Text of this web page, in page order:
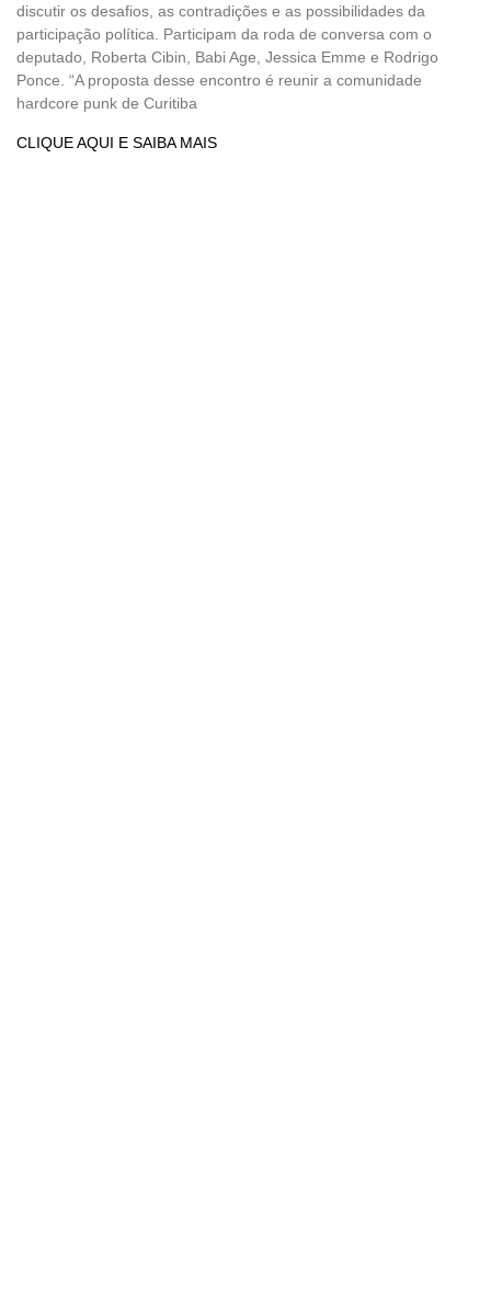
discutir os desafios, as contradições e as possibilidades da
participação política. Participam da roda de conversa com o
deputado, Roberta Cibin, Babi Age, Jessica Emme e Rodrigo
Ponce. “A proposta desse encontro é reunir a comunidade
hardcore punk de Curitiba
CLIQUE AQUI E SAIBA MAIS